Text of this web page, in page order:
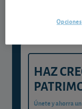
para ti
HAZ
Únete y ahorra
Opciones